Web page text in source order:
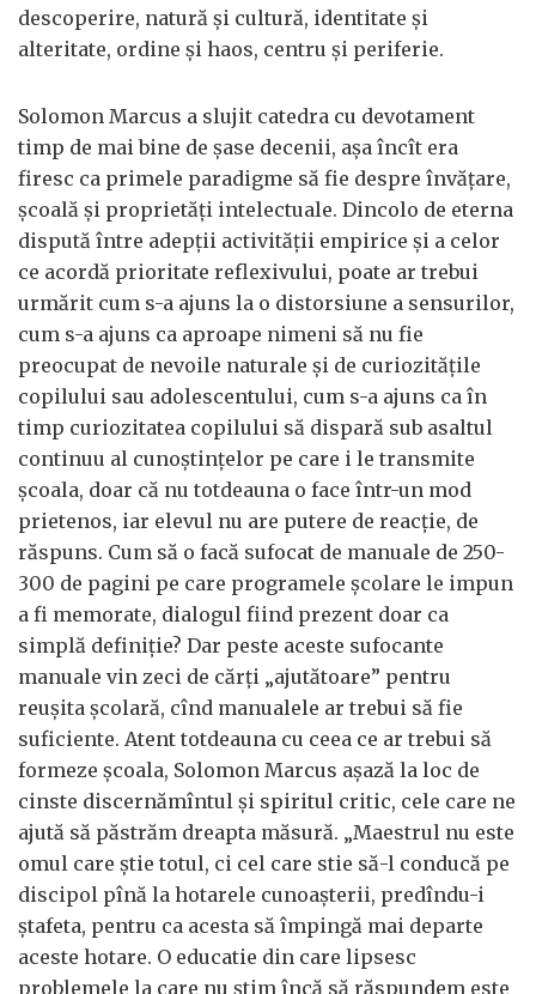
descoperire, natură și cultură, identitate și
alteritate, ordine și haos, centru și periferie.
Solomon Marcus a slujit catedra cu devotament
timp de mai bine de șase decenii, așa încît era
firesc ca primele paradigme să fie despre învățare,
școală și proprietăți intelectuale. Dincolo de eterna
dispută între adepții activității empirice și a celor
ce acordă prioritate reflexivului, poate ar trebui
urmărit cum s-a ajuns la o distorsiune a sensurilor,
cum s-a ajuns ca aproape nimeni să nu fie
preocupat de nevoile naturale și de curiozitățile
copilului sau adolescentului, cum s-a ajuns ca în
timp curiozitatea copilului să dispară sub asaltul
continuu al cunoștințelor pe care i le transmite
școala, doar că nu totdeauna o face într-un mod
prietenos, iar elevul nu are putere de reacție, de
răspuns. Cum să o facă sufocat de manuale de 250-
300 de pagini pe care programele școlare le impun
a fi memorate, dialogul fiind prezent doar ca
simplă definiție? Dar peste aceste sufocante
manuale vin zeci de cărți „ajutătoare” pentru
reușita școlară, cînd manualele ar trebui să fie
suficiente. Atent totdeauna cu ceea ce ar trebui să
formeze școala, Solomon Marcus așază la loc de
cinste discernămîntul și spiritul critic, cele care ne
ajută să păstrăm dreapta măsură. „Maestrul nu este
omul care știe totul, ci cel care stie să-l conducă pe
discipol pînă la hotarele cunoașterii, predîndu-i
ștafeta, pentru ca acesta să împingă mai departe
aceste hotare. O educatie din care lipsesc
problemele la care nu știm încă să răspundem este